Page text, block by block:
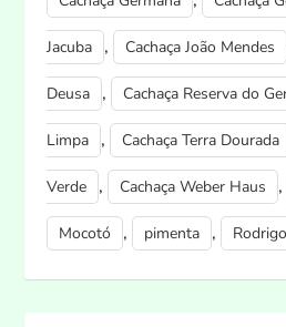
Jacuba , Cachaça João Mendes
Deusa , Cachaça Reserva do
Limpa , Cachaça Terra Dourada
Verde , Cachaça Weber Haus ,
Mocotó , pimenta ,